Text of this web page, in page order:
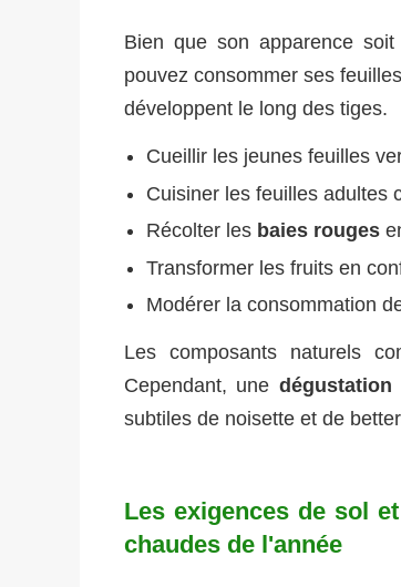
Bien que son apparence
pouvez consommer ses
développent le long des tiges.
Cueillir les jeunes feuilles
Cuisiner les feuilles adultes
Récolter les baies rouges
Transformer les fruits en
Modérer la consommation
Les composants naturels
Cependant, une dégustation
subtiles de noisette et de
Les exigences de sol
chaudes de l'année